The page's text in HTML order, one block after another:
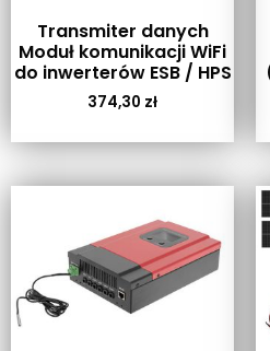
Transmiter danych
Moduł komunikacji WiFi
do inwerterów ESB / HPS
374,30 zł